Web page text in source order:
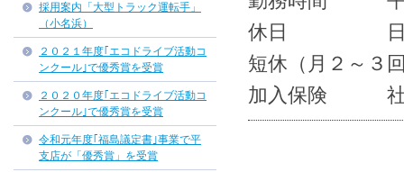
休日 日・祝
短休（月２～３
加入保険 社会
採用案内「大型トラック運転手」
（小名浜）
２０２１年度｢エコドライブ活動コ
ンクール｣で優秀賞を受賞
２０２０年度｢エコドライブ活動コ
ンクール｣で優秀賞を受賞
令和元年度｢福島議定書｣事業で平
支店が「優秀賞」を受賞